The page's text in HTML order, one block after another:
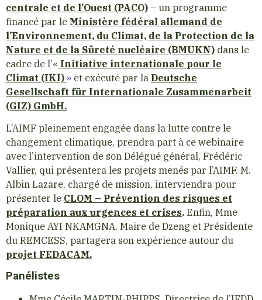
centrale et de l’Ouest (PACO)– un programme
financé par le Ministère fédéral allemand de
l’Environnement, du Climat, de la Protection de la
Nature et de la Sûreté nucléaire (BMUKN) dans le
cadre de l’« Initiative internationale pour le
Climat (IKI)» et exécuté par la Deutsche
Gesellschaft für Internationale Zusammenarbeit
(GIZ) GmbH.
L’AIMF pleinement engagée dans la lutte contre le
changement climatique, prendra part à ce webinaire
avec l’intervention de son Délégué général, Frédéric
Vallier, qui présentera les projets menés par l’AIMF. M.
Albin Lazare, chargé de mission, interviendra pour
présenter le CLOM – Prévention des risques et
préparation aux urgences et crises.Enfin, Mme
Monique AYI NKAMGNA, Maire de Dzeng et Présidente
du REMCESS, partagera son expérience autour du
projet FEDACAM.
Panélistes